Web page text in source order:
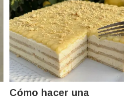
Cómo hacer una